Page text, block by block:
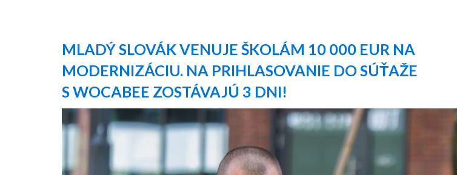
MLADÝ SLOVÁK VENUJE ŠKOLÁM 10 000 EUR NA
MODERNIZÁCIU. NA PRIHLASOVANIE DO SÚŤAŽE
S WOCABEE ZOSTÁVAJÚ 3 DNI!